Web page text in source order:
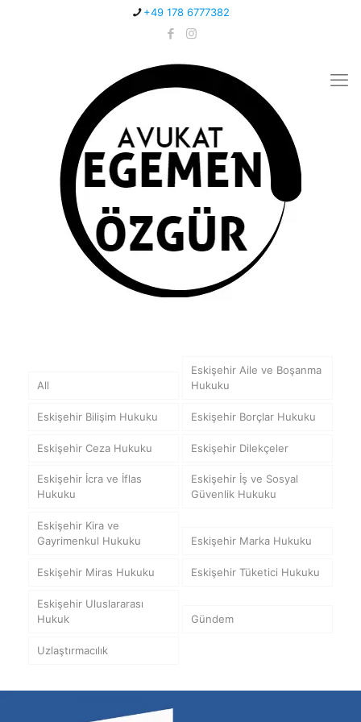
+49 178 6777382
All
Eskişehir Aile ve Boşanma
Hukuku
Eskişehir Bilişim Hukuku Eskişehir Borçlar Hukuku
Eskişehir Ceza Hukuku Eskişehir Dilekçeler
Eskişehir İcra ve İflas
Hukuku
Eskişehir İş ve Sosyal
Güvenlik Hukuku
Eskişehir Kira ve
Gayrimenkul Hukuku
Eskişehir Marka Hukuku
Eskişehir Miras Hukuku Eskişehir Tüketici Hukuku
Eskişehir Uluslararası
Hukuk
Gündem
Uzlaştırmacılık